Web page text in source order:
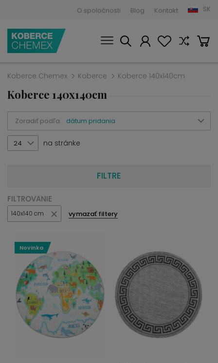
O spoločnosti Blog Kontakt SK
Koberce Chemex Koberce Koberce 140x140cm
Koberce 140x140cm
Zoradiť podľa: dátum pridania
24 na stránke
FILTRE
FILTROVANIE
140x140 cm vymazať filtery
Novinka